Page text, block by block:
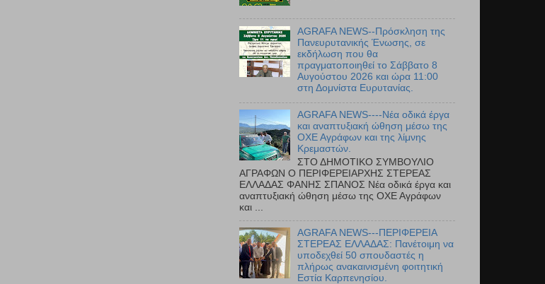
AGRAFA NEWS--Πρόσκληση της
Πανευρυτανικής Ένωσης, σε
εκδήλωση που θα
πραγματοποιηθεί το Σάββατο 8
Αυγούστου 2026 και ώρα 11:00
στη Δομνίστα Ευρυτανίας.
AGRAFA NEWS----Νέα οδικά έργα
και αναπτυξιακή ώθηση μέσω της
ΟΧΕ Αγράφων και της λίμνης
Κρεμαστών.
ΣΤΟ ΔΗΜΟΤΙΚΟ ΣΥΜΒΟΥΛΙΟ
ΑΓΡΑΦΩΝ Ο ΠΕΡΙΦΕΡΕΙΑΡΧΗΣ ΣΤΕΡΕΑΣ
ΕΛΛΑΔΑΣ ΦΑΝΗΣ ΣΠΑΝΟΣ Νέα οδικά έργα και
αναπτυξιακή ώθηση μέσω της ΟΧΕ Αγράφων
και ...
AGRAFA NEWS---ΠΕΡΙΦΕΡΕΙΑ
ΣΤΕΡΕΑΣ ΕΛΛΑΔΑΣ: Πανέτοιμη να
υποδεχθεί 50 σπουδαστές η
πλήρως ανακαινισμένη φοιτητική
Εστία Καρπενησίου.